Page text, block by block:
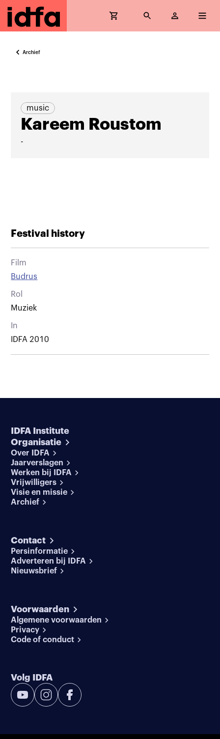
Archief
music
Kareem Roustom
-
Festival history
Film
Budrus
Rol
Muziek
In
IDFA 2010
IDFA Institute
Organisatie
Over IDFA
Jaarverslagen
Werken bij IDFA
Vrijwilligers
Visie en missie
Archief
Contact
Persinformatie
Adverteren bij IDFA
Nieuwsbrief
Voorwaarden
Algemene voorwaarden
Privacy
Code of conduct
Volg IDFA